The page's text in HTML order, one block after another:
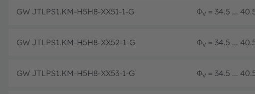
GW JTLPS1.KM-H5H8-XX51-1-G ΦV = 34.5 ...
GW JTLPS1.KM-H5H8-XX52-1-G ΦV = 34.5 ...
GW JTLPS1.KM-H5H8-XX53-1-G ΦV = 34.5 ...